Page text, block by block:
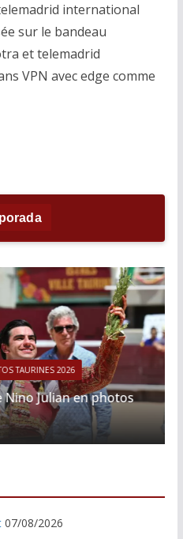
international
sur le bandeau
et telemadrid
VPN avec edge comme
2026
Julian en photos
07/08/2026